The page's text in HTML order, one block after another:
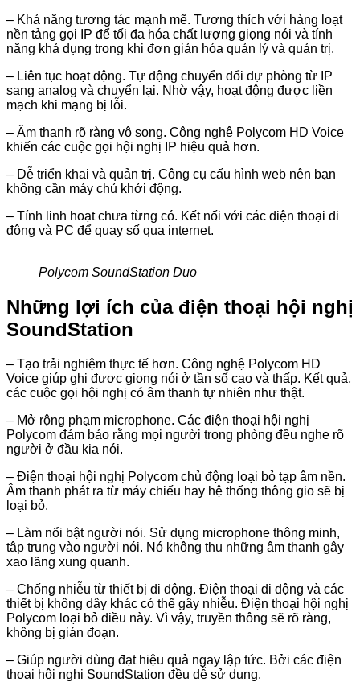
– Khả năng tương tác mạnh mẽ. Tương thích với hàng loạt
nền tảng gọi IP để tối đa hóa chất lượng giọng nói và tính
năng khả dụng trong khi đơn giản hóa quản lý và quản trị.
– Liên tục hoạt động. Tự động chuyển đổi dự phòng từ IP
sang analog và chuyển lại. Nhờ vậy, hoạt động được liền
mạch khi mạng bị lỗi.
– Âm thanh rõ ràng vô song. Công nghệ Polycom HD Voice
khiến các cuộc gọi hội nghị IP hiệu quả hơn.
– Dễ triển khai và quản trị. Công cụ cấu hình web nên bạn
không cần máy chủ khởi động.
– Tính linh hoạt chưa từng có. Kết nối với các điện thoại di
động và PC để quay số qua internet.
Polycom SoundStation Duo
Những lợi ích của điện thoại hội nghị
SoundStation
– Tạo trải nghiệm thực tế hơn. Công nghệ Polycom HD
Voice giúp ghi được giọng nói ở tần số cao và thấp. Kết quả,
các cuộc gọi hội nghị có âm thanh tự nhiên như thật.
– Mở rộng phạm microphone. Các điện thoại hội nghị
Polycom đảm bảo rằng mọi người trong phòng đều nghe rõ
người ở đầu kia nói.
– Điện thoại hội nghị Polycom chủ động loại bỏ tạp âm nền.
Âm thanh phát ra từ máy chiếu hay hệ thống thông gio sẽ bị
loại bỏ.
– Làm nổi bật người nói. Sử dụng microphone thông minh,
tập trung vào người nói. Nó không thu những âm thanh gây
xao lãng xung quanh.
– Chống nhiễu từ thiết bị di động. Điện thoại di động và các
thiết bị không dây khác có thể gây nhiễu. Điện thoại hội nghị
Polycom loại bỏ điều này. Vì vậy, truyền thông sẽ rõ ràng,
không bị gián đoạn.
– Giúp người dùng đạt hiệu quả ngay lập tức. Bởi các điện
thoại hội nghị SoundStation đều dễ sử dụng.